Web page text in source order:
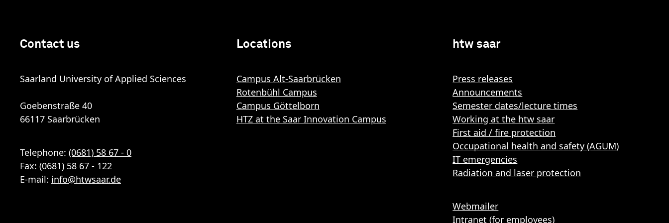
Contact us
Saarland University of Applied Sciences
Goebenstraße 40
66117 Saarbrücken
Telephone: (0681) 58 67 - 0
Fax: (0681) 58 67 - 122
E-mail: info@htwsaar.de
Locations
Campus Alt-Saarbrücken
Rotenbühl Campus
Campus Göttelborn
HTZ at the Saar Innovation Campus
htw saar
Press releases
Announcements
Semester dates/lecture times
Working at the htw saar
First aid / fire protection
Occupational health and safety (AGUM)
IT emergencies
Radiation and laser protection
Webmailer
Intranet (for employees)